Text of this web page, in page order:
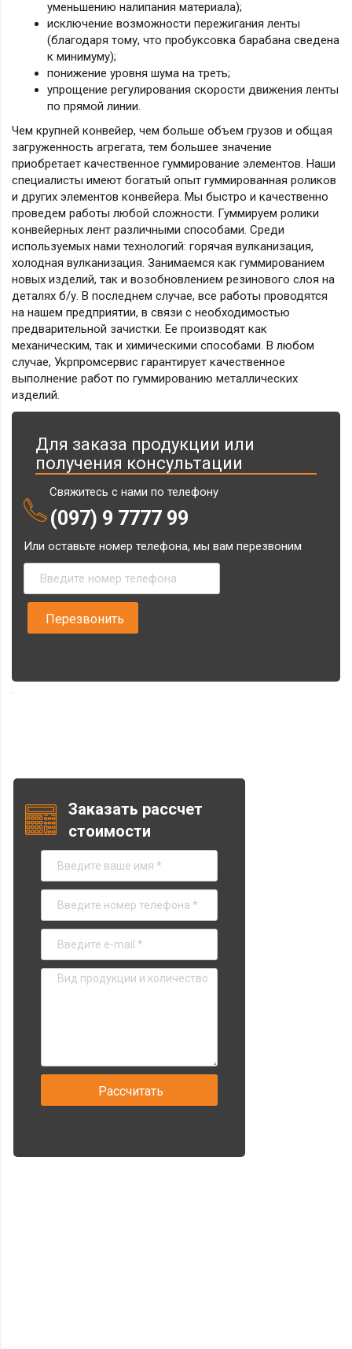
уменьшению налипания материала);
исключение возможности пережигания ленты
(благодаря тому, что пробуксовка барабана сведена
к минимуму);
понижение уровня шума на треть;
упрощение регулирования скорости движения ленты
по прямой линии.
Чем крупней конвейер, чем больше объем грузов и общая
загруженность агрегата, тем большее значение
приобретает качественное гуммирование элементов. Наши
специалисты имеют богатый опыт гуммированная роликов
и других элементов конвейера. Мы быстро и качественно
проведем работы любой сложности. Гуммируем ролики
конвейерных лент различными способами. Среди
используемых нами технологий: горячая вулканизация,
холодная вулканизация. Занимаемся как гуммированием
новых изделий, так и возобновлением резинового слоя на
деталях б/у. В последнем случае, все работы проводятся
на нашем предприятии, в связи с необходимостью
предварительной зачистки. Ее производят как
механическим, так и химическими способами. В любом
случае, Укрпромсервис гарантирует качественное
выполнение работ по гуммированию металлических
изделий.
Для заказа продукции или
получения консультации
Свяжитесь с нами по телефону
(097) 9 7777 99
Или оставьте номер телефона, мы вам перезвоним
.
Заказать рассчет
стоимости